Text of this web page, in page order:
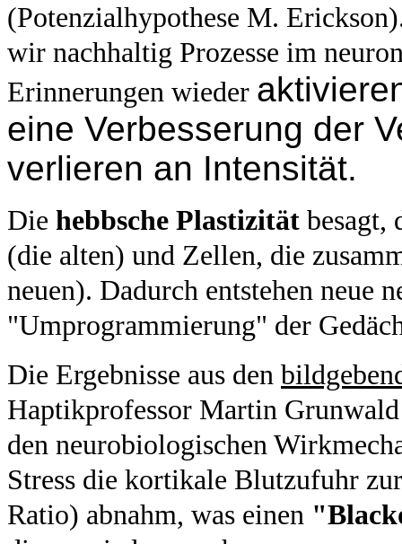
(Potenzialhypothese M.
wir nachhaltig Prozesse im
Erinnerungen wieder
eine Verbesserung der
verlieren an Intensität.
Die hebbsche Plastizität besagt,
(die alten) und Zellen, die
neuen). Dadurch entstehen neue
"Umprogrammierung" der
Die Ergebnisse aus den
Haptikprofessor Martin
den neurobiologischen
Stress die kortikale Blutzufuhr
Ratio) abnahm, was einen